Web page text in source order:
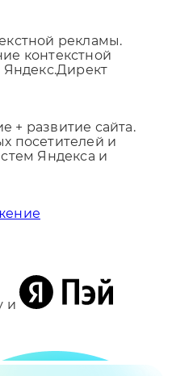
рекламы.
контекстной
развитие сайта.
посетителей и
Яндекса и
и